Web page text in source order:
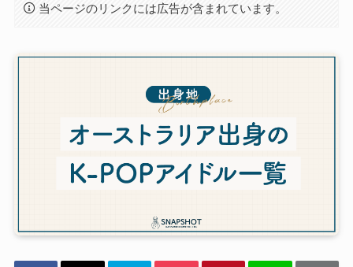
当ページのリンクには広告が含まれています。